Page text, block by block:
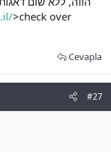
>check over
Cevapla
#27